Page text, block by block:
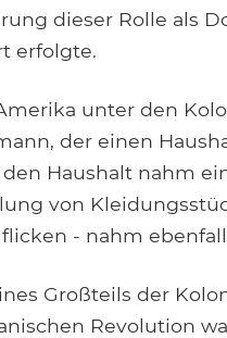
dieser Rolle als
erfolgte.
unter den
der einen
Haushalt nahm
von
- nahm
Großteils der
Revolution